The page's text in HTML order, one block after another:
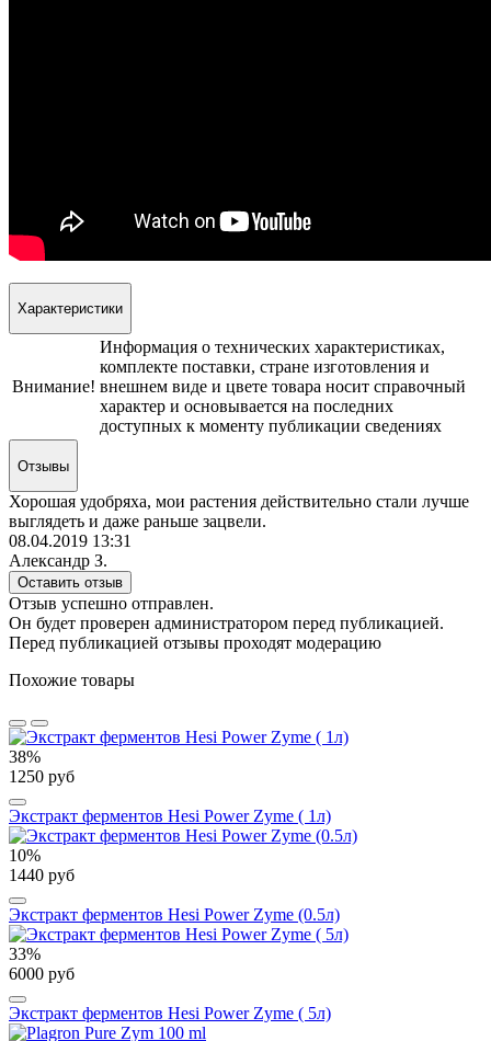
Характеристики
Внимание!
Информация о технических характеристиках,
комплекте поставки, стране изготовления и
внешнем виде и цвете товара носит справочный
характер и основывается на последних
доступных к моменту публикации сведениях
Отзывы
Хорошая удобряха, мои растения действительно стали лучше
выглядеть и даже раньше зацвели.
08.04.2019 13:31
Александр З.
Оставить отзыв
Отзыв успешно отправлен.
Он будет проверен администратором перед публикацией.
Перед публикацией отзывы проходят модерацию
Похожие товары
38%
1250 руб
Экстракт ферментов Hesi Power Zyme ( 1л)
10%
1440 руб
Экстракт ферментов Hesi Power Zyme (0.5л)
33%
6000 руб
Экстракт ферментов Hesi Power Zyme ( 5л)